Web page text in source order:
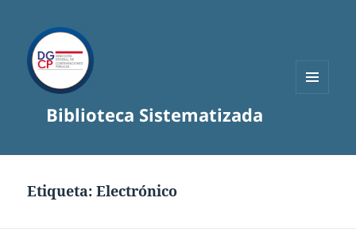
Biblioteca Sistematizada
Etiqueta:Electrónico